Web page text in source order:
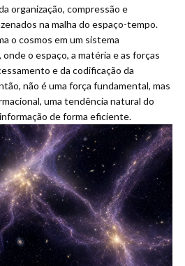
organização, compressão e
na malha do espaço-tempo.
o cosmos em um sistema
o espaço, a matéria e as forças
e da codificação da
não é uma força fundamental, mas
uma tendência natural do
de forma eficiente.